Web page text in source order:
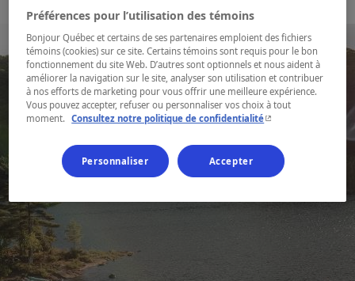
Préférences pour l’utilisation des témoins
Bonjour Québec et certains de ses partenaires emploient des fichiers
témoins (cookies) sur ce site. Certains témoins sont requis pour le bon
fonctionnement du site Web. D’autres sont optionnels et nous aident à
améliorer la navigation sur le site, analyser son utilisation et contribuer
à nos efforts de marketing pour vous offrir une meilleure expérience.
Vous pouvez accepter, refuser ou personnaliser vos choix à tout
moment. Consultez notre politique de confidentialité- Cet hyperlien
Personnaliser Accepter